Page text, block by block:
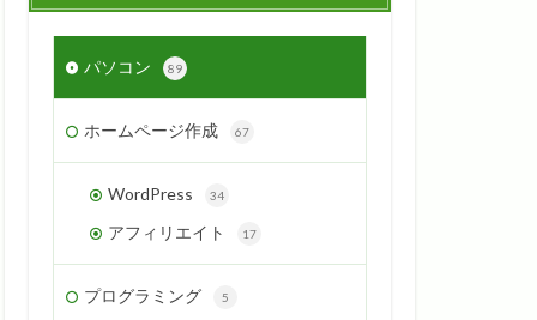
パソコン 89
ホームページ作成 67
WordPress 34
アフィリエイト 17
プログラミング 5